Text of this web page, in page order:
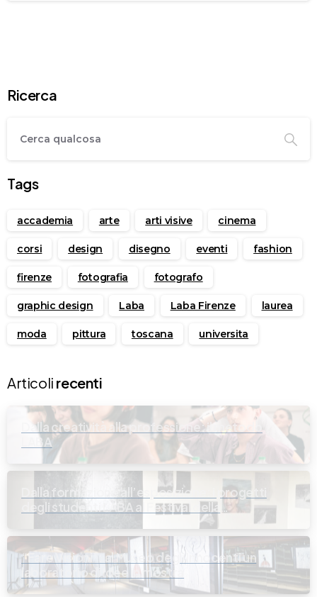
Ricerca
Tags
accademia arte arti visive cinema
corsi design disegno eventi fashion
firenze fotografia fotografo
graphic design Laba Laba Firenze laurea
moda pittura toscana universita
Articoli recenti
Dalla creatività alla professione: il metodo
LABA
Dalla formazione all’esposizione: i progetti
degli studenti LABA al Festival della
“Fare Visioni”: al Museo degli Innocenti un
laboratorio di idee in mostra